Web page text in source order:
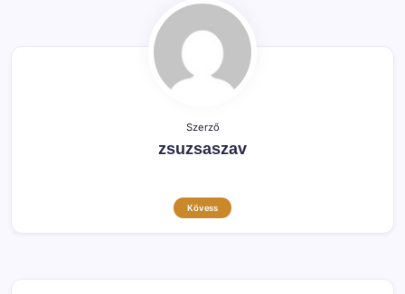
Szerző
zsuzsaszav
Kövess